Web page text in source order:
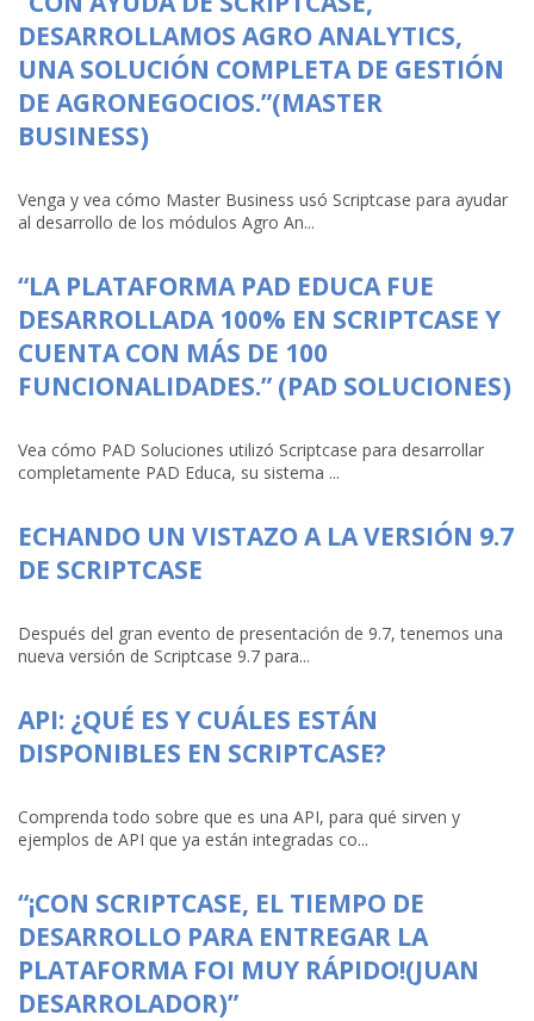
DESARROLLAMOS AGRO ANALYTICS,
UNA SOLUCIÓN COMPLETA DE GESTIÓN
DE AGRONEGOCIOS.”(MASTER
BUSINESS)
Venga y vea cómo Master Business usó Scriptcase para ayudar
al desarrollo de los módulos Agro An...
“LA PLATAFORMA PAD EDUCA FUE
DESARROLLADA 100% EN SCRIPTCASE Y
CUENTA CON MÁS DE 100
FUNCIONALIDADES.” (PAD SOLUCIONES)
Vea cómo PAD Soluciones utilizó Scriptcase para desarrollar
completamente PAD Educa, su sistema ...
ECHANDO UN VISTAZO A LA VERSIÓN 9.7
DE SCRIPTCASE
Después del gran evento de presentación de 9.7, tenemos una
nueva versión de Scriptcase 9.7 para...
API: ¿QUÉ ES Y CUÁLES ESTÁN
DISPONIBLES EN SCRIPTCASE?
Comprenda todo sobre que es una API, para qué sirven y
ejemplos de API que ya están integradas co...
“¡CON SCRIPTCASE, EL TIEMPO DE
DESARROLLO PARA ENTREGAR LA
PLATAFORMA FOI MUY RÁPIDO!(JUAN
DESARROLADOR)”